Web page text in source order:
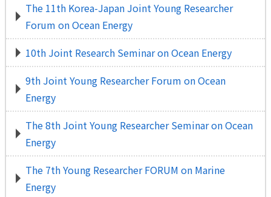
The 11th Korea-Japan Joint Young Researcher
Forum on Ocean Energy
10th Joint Research Seminar on Ocean Energy
9th Joint Young Researcher Forum on Ocean
Energy
The 8th Joint Young Researcher Seminar on Ocean
Energy
The 7th Young Researcher FORUM on Marine
Energy